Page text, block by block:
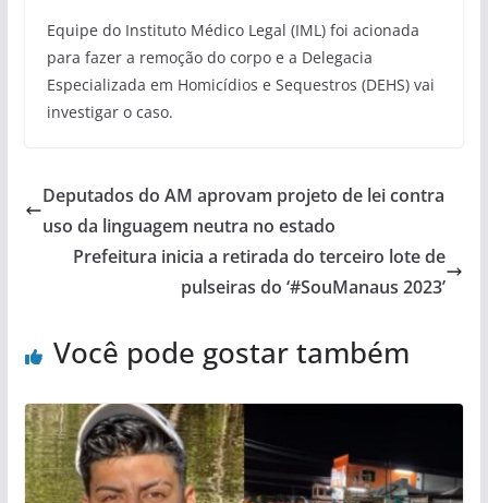
Equipe do Instituto Médico Legal (IML) foi acionada
para fazer a remoção do corpo e a Delegacia
Especializada em Homicídios e Sequestros (DEHS) vai
investigar o caso.
Deputados do AM aprovam projeto de lei contra
uso da linguagem neutra no estado
Prefeitura inicia a retirada do terceiro lote de
pulseiras do ‘#SouManaus 2023’
Você pode gostar também